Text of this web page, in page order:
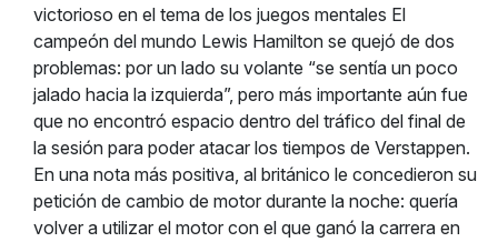
victorioso en el tema de los juegos mentales El
campeón del mundo Lewis Hamilton se quejó de dos
problemas: por un lado su volante “se sentía un poco
jalado hacia la izquierda”, pero más importante aún fue
que no encontró espacio dentro del tráfico del final de
la sesión para poder atacar los tiempos de Verstappen.
En una nota más positiva, al británico le concedieron su
petición de cambio de motor durante la noche: quería
volver a utilizar el motor con el que ganó la carrera en